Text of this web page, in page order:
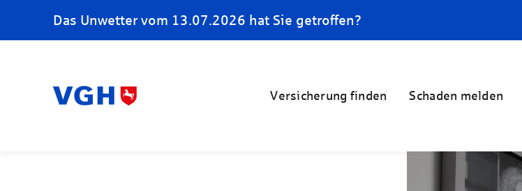
Das Unwetter vom 13.07.2026 hat Sie getroffen?
Versicherung finden Schaden melden